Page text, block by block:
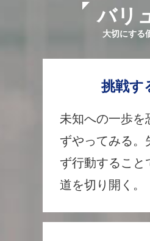
バリ
大切にする
挑戦す
未知への一歩を
ずやってみる。
ず行動すること
道を切り開く。